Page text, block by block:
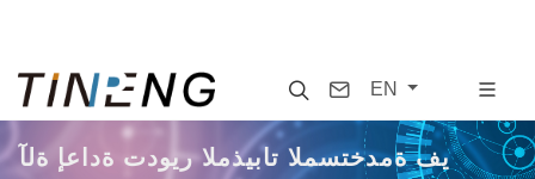
SearchContact
EN
آلة إعادة تدوير المذيبات المستخدمة في